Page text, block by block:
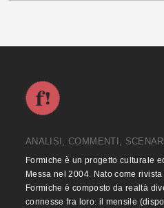
ANALISI, COMMENTI, SCENARI
Formiche è un progetto culturale
Messa nel 2004. Nato come
Formiche è composto da realtà
connesse fra loro: il mensile